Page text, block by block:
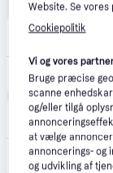
Hængelås 160/40
VVS-
Hængelås 160/40
Website. Se
Cookiepolitik
Vi og vores
Bruge præcise
scanne
og/eller tilgå
at vælge
annoncerings- og
og udvikling af